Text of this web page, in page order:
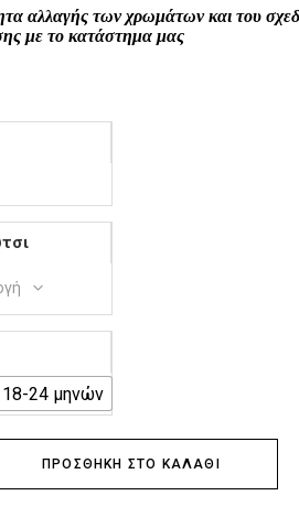
αλλαγής των χρωμάτων και του
με το κατάστημα μας
18-24 μηνών
ΠΡΟΣΘΉΚΗ ΣΤΟ ΚΑΛΆΘΙ